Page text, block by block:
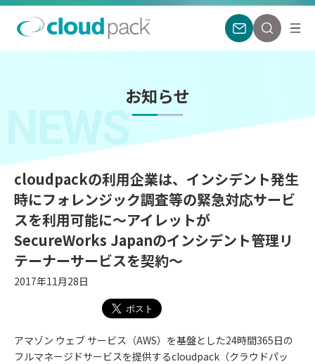
お知らせ
cloudpackの利用企業は、インシデント発生
時にフォレンジック調査等の緊急対応サービ
スを利用可能に〜アイレットが
SecureWorks Japanのインシデント管理リ
テーナーサービスを契約〜
2017年11月28日
アマゾン ウェブ サービス（AWS）を基盤とした24時間365日の
フルマネージドサービスを提供するcloudpack（クラウドパッ